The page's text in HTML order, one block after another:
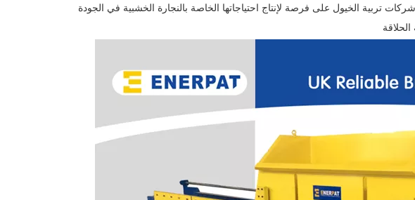
تربية الخيول على فرصة لإنتاج احتياجاتها الخاصة بالنجارة الخشبية في الجودة